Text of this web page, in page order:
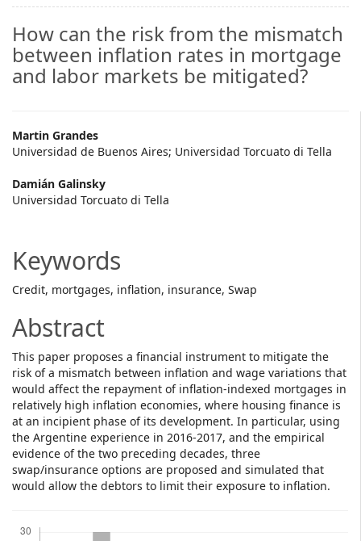
How can the risk from the mismatch
between inflation rates in mortgage
and labor markets be mitigated?
Main
Article
Content
Martin Grandes
Universidad de Buenos Aires; Universidad Torcuato di Tella
Damián Galinsky
Universidad Torcuato di Tella
Keywords
Credit, mortgages, inflation, insurance, Swap
Abstract
This paper proposes a financial instrument to mitigate the
risk of a mismatch between inflation and wage variations that
would affect the repayment of inflation-indexed mortgages in
relatively high inflation economies, where housing finance is
at an incipient phase of its development. In particular, using
the Argentine experience in 2016-2017, and the empirical
evidence of the two preceding decades, three
swap/insurance options are proposed and simulated that
would allow the debtors to limit their exposure to inflation.